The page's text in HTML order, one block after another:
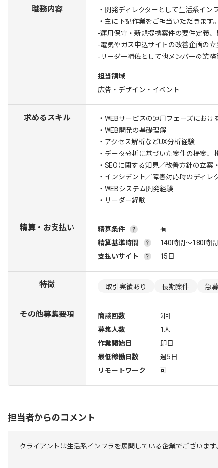
職務内容
・開発ディレクターとして生活系イ
・主に下記作業をご担当いただきます
-運用保守・新規提携案件の要件定義
-電気やガス申込サイトの改善企画の
-リーダー補佐として他メンバーの業
担当領域
広告・デザイン・イベント
求めるスキル
・WEBサービスの運用フェーズにお
・WEB開発の基礎理解
・アクセス解析などUX分析経験
・データ分析に基づいた案件の提案、
・SEOに関する知見／改善方針の立案
・インシデント／障害対応時のディレ
・WEBシステム開発経験
・リーダー経験
精算・お支払い 精算条件
有
精算基準時間
140時間〜180時間
支払いサイト
15日
特徴 取引実績あり 長期案件 急募
その他募集要項 商談回数
2回
募集人数
1人
作業開始日
即日
最低稼働日数
週5日
リモートワーク
可
担当者からのコメント
クライアントは生活系インフラを展開している企業でございます